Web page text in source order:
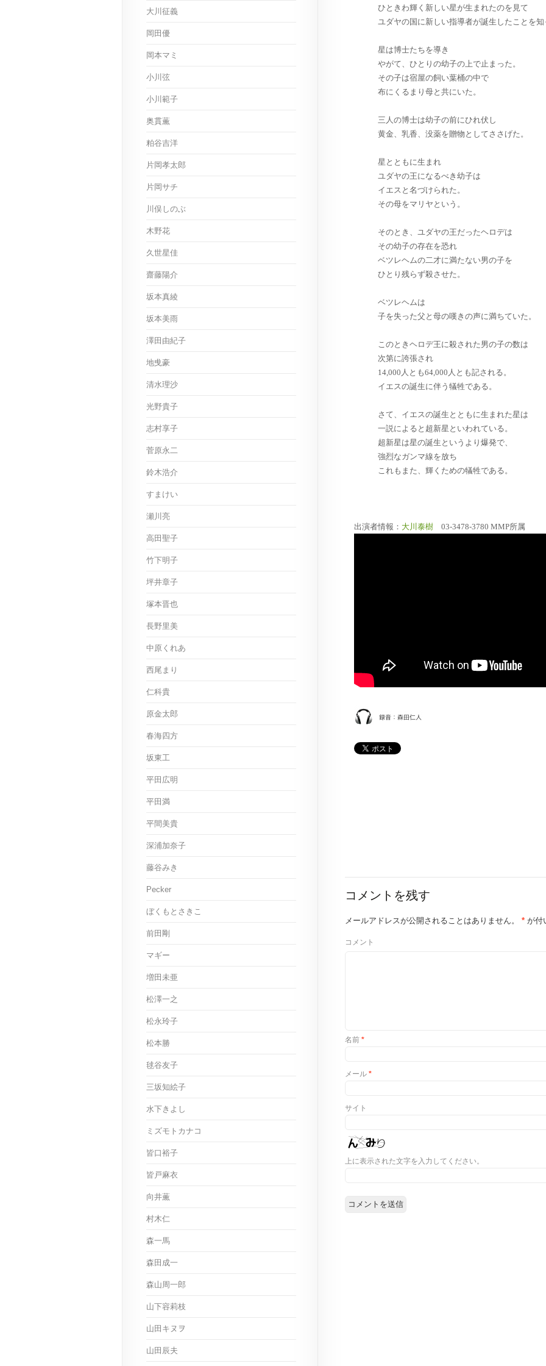
ひときわ輝く新しい星が生まれたのを見て
ユダヤの国に新しい指導者が誕生したことを知
星は博士たちを導き
やがて、ひとりの幼子の上で止まった。
その子は宿屋の飼い葉桶の中で
布にくるまり母と共にいた。
三人の博士は幼子の前にひれ伏し
黄金、乳香、没薬を贈物としてささげた。
星とともに生まれ
ユダヤの王になるべき幼子は
イエスと名づけられた。
その母をマリヤという。
そのとき、ユダヤの王だったヘロデは
その幼子の存在を恐れ
ベツレヘムの二才に満たない男の子を
ひとり残らず殺させた。
ベツレヘムは
子を失った父と母の嘆きの声に満ちていた。
このときヘロデ王に殺された男の子の数は
次第に誇張され
14,000人とも64,000人とも記される。
イエスの誕生に伴う犠牲である。
さて、イエスの誕生とともに生まれた星は
一説によると超新星といわれている。
超新星は星の誕生というより爆発で、
強烈なガンマ線を放ち
これもまた、輝くための犠牲である。
出演者情報： 大川泰樹 03-3478-3780 MMP所属
コメントを残す
メールアドレスが公開されることはありません。 * が付
コメント
名前 *
メール *
サイト
上に表示された文字を入力してください。
大川征義
岡田優
岡本マミ
小川弦
小川範子
奥貫薫
粕谷吉洋
片岡孝太郎
片岡サチ
川俣しのぶ
木野花
久世星佳
齋藤陽介
坂本真綾
坂本美雨
澤田由紀子
地曵豪
清水理沙
光野貴子
志村享子
菅原永二
鈴木浩介
すまけい
瀬川亮
高田聖子
竹下明子
坪井章子
塚本晋也
長野里美
中原くれあ
西尾まり
仁科貴
原金太郎
春海四方
坂東工
平田広明
平田満
平間美貴
深浦加奈子
藤谷みき
Pecker
ぼくもとさきこ
前田剛
マギー
増田未亜
松澤一之
松永玲子
松本勝
毬谷友子
三坂知絵子
水下きよし
ミズモトカナコ
皆口裕子
皆戸麻衣
向井薫
村木仁
森一馬
森田成一
森山周一郎
山下容莉枝
山田キヌヲ
山田辰夫